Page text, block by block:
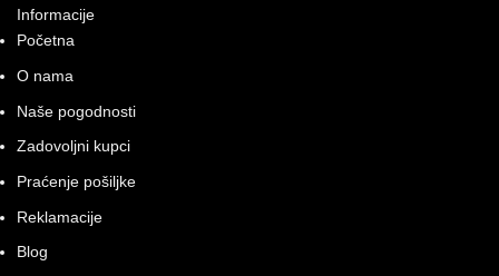
Informacije
Početna
O nama
Naše pogodnosti
Zadovoljni kupci
Praćenje pošiljke
Reklamacije
Blog